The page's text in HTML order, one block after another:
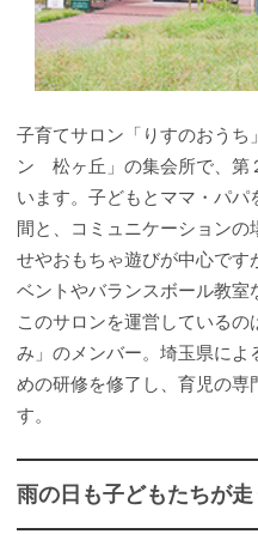
子育てサロン「りすのおうち
ン 松ヶ丘」の集会所で、第
います。子どもとママ・パ
間と、コミュニケーション
せやおもちゃ遊びが中心です
ベントやバランスボール教室
このサロンを運営している
み」のメンバー。埼玉県によ
めの研修を修了し、育児の
す。
雨の日も子どもたちが